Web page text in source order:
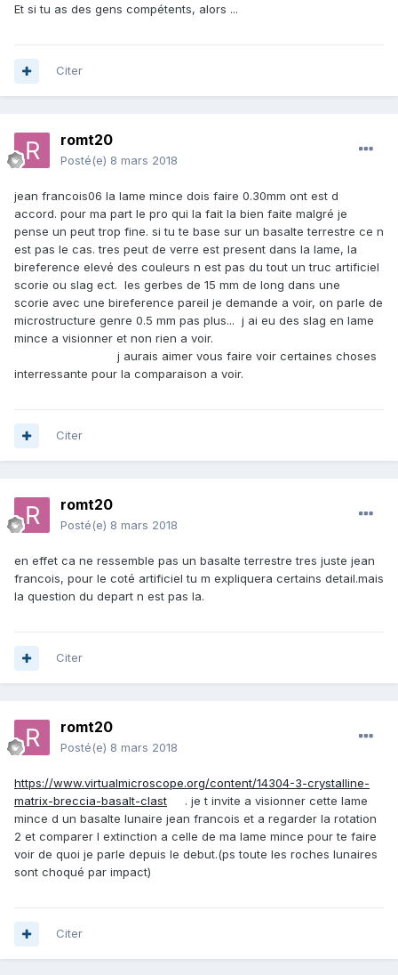
Et si tu as des gens compétents, alors ...
Citer
romt20
Posté(e) 8 mars 2018
jean francois06 la lame mince dois faire 0.30mm ont est d
accord. pour ma part le pro qui la fait la bien faite malgré je
pense un peut trop fine. si tu te base sur un basalte terrestre ce n
est pas le cas. tres peut de verre est present dans la lame, la
bireference elevé des couleurs n est pas du tout un truc artificiel
scorie ou slag ect. les gerbes de 15 mm de long dans une
scorie avec une bireference pareil je demande a voir, on parle de
microstructure genre 0.5 mm pas plus... j ai eu des slag en lame
mince a visionner et non rien a voir.
j aurais aimer vous faire voir certaines choses
interressante pour la comparaison a voir.
Citer
romt20
Posté(e) 8 mars 2018
en effet ca ne ressemble pas un basalte terrestre tres juste jean
francois, pour le coté artificiel tu m expliquera certains detail.mais
la question du depart n est pas la.
Citer
romt20
Posté(e) 8 mars 2018
https://www.virtualmicroscope.org/content/14304-3-crystalline-
matrix-breccia-basalt-clast . je t invite a visionner cette lame
mince d un basalte lunaire jean francois et a regarder la rotation
2 et comparer l extinction a celle de ma lame mince pour te faire
voir de quoi je parle depuis le debut.(ps toute les roches lunaires
sont choqué par impact)
Citer